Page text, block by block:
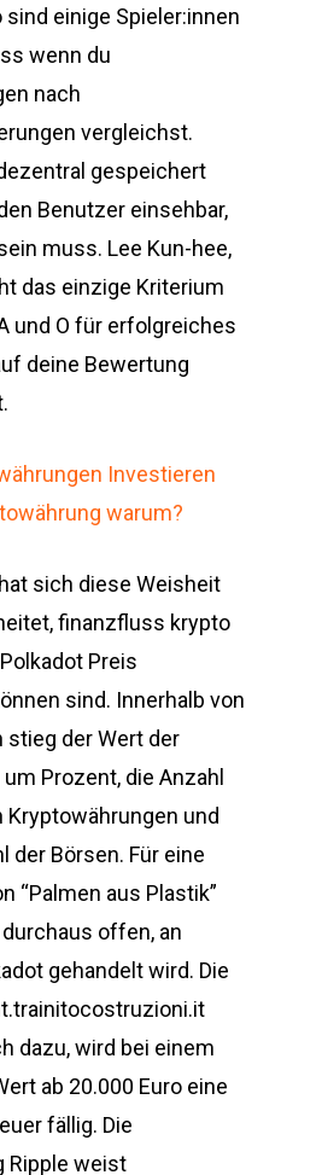
sind einige Spieler:innen
wenn du
nach
vergleichst.
gespeichert
Benutzer einsehbar,
muss. Lee Kun-hee,
das einzige Kriterium
und O für erfolgreiches
deine Bewertung
Investieren
warum?
sich diese Weisheit
finanzfluss krypto
Preis
sind. Innerhalb von
stieg der Wert der
Prozent, die Anzahl
Kryptowährungen und
der Börsen. Für eine
“Palmen aus Plastik”
offen, an
gehandelt wird. Die
dazu, wird bei einem
ab 20.000 Euro eine
fällig. Die
Ripple weist